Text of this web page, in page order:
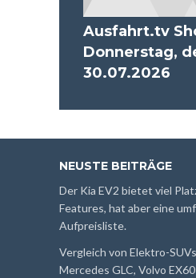
Ausfahrt.tv
Donnerstag,
30.07.2026
NEUSTE BEITRÄGE
Der Kia EV2 bietet viel
Features, hat aber eine
Aufpreisliste.
Vergleich von Elektro-
Mercedes GLC, Volvo